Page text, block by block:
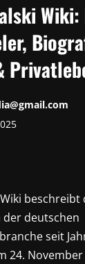
beschreibt
der deutschen
seit
24. November